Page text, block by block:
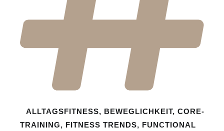
ALLTAGSFITNESS, BEWEGLICHKEIT, CORE-
TRAINING, FITNESS TRENDS, FUNCTIONAL